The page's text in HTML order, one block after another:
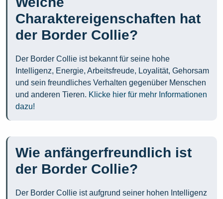
Charaktereigenschaften hat
der Border Collie?
Der Border Collie ist bekannt für seine hohe
Intelligenz, Energie, Arbeitsfreude, Loyalität, Gehorsam
und sein freundliches Verhalten gegenüber Menschen
und anderen Tieren. Klicke hier für mehr Informationen
dazu!
Wie anfängerfreundlich ist
der Border Collie?
Der Border Collie ist aufgrund seiner hohen Intelligenz